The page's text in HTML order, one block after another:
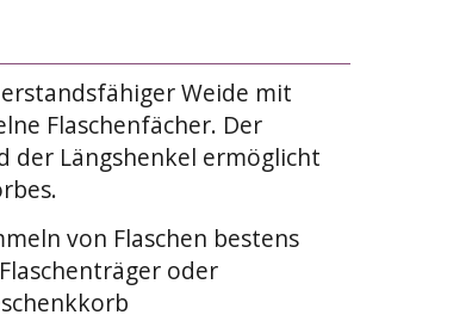
Weide mit
Flaschenfächer. Der
der Längshenkel ermöglicht
von Flaschen bestens
oder